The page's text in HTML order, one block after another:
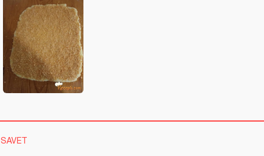
SAVET